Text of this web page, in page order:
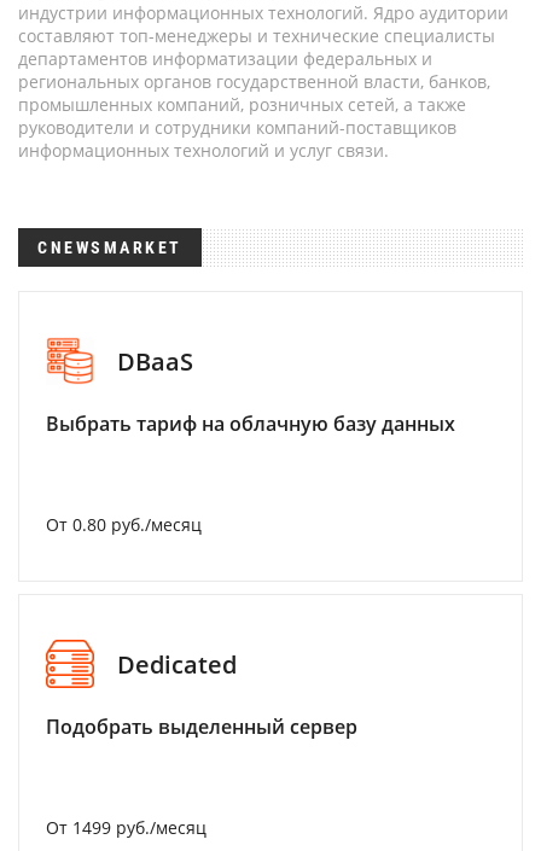
индустрии информационных технологий. Ядро аудитории
составляют топ-менеджеры и технические специалисты
департаментов информатизации федеральных и
региональных органов государственной власти, банков,
промышленных компаний, розничных сетей, а также
руководители и сотрудники компаний-поставщиков
информационных технологий и услуг связи.
CNEWSMARKET
DBaaS
Выбрать тариф на облачную базу данных
От 0.80 руб./месяц
Dedicated
Подобрать выделенный сервер
От 1499 руб./месяц